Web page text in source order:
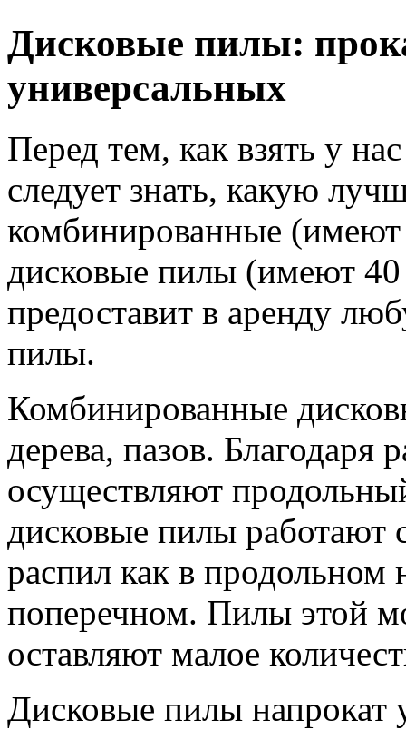
Дисковые пилы:
универсальных
Перед тем, как взять у
следует знать, какую
комбинированные (имеют
дисковые пилы (имеют 40
предоставит в аренду
пилы.
Комбинированные
дерева, пазов.
осуществляют
дисковые пилы работают
распил как в продольном
поперечном. Пилы этой
оставляют малое
Дисковые пилы напрокат